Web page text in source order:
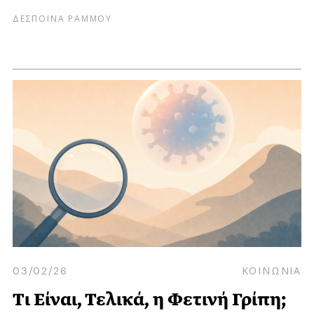
ΔΕΣΠΟΙΝΑ ΡΑΜΜΟΥ
03/02/26 ΚΟΙΝΩΝΙΑ
Τι Είναι, Τελικά, η Φετινή Γρίπη;